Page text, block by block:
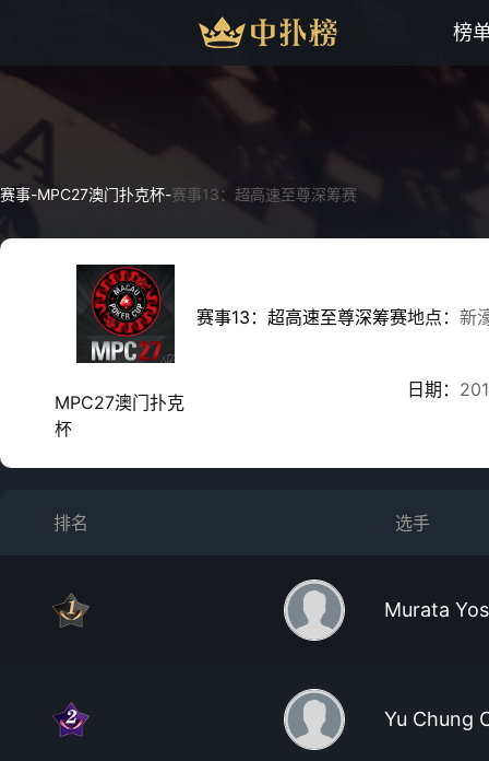
榜
赛事-MPC27澳门扑克杯-赛事13：超高速至尊深筹赛
MPC27澳门扑克
杯
赛事13：超高速至尊深筹赛地点： 新
日期：
排名 选手
Murata
Yu Chung